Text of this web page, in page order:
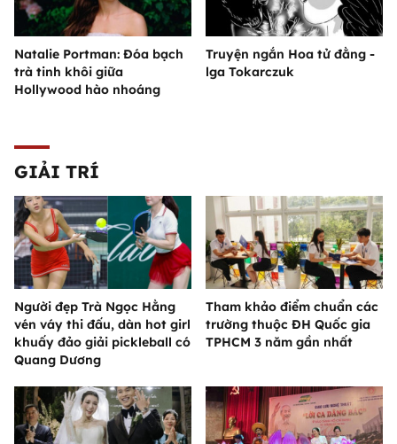
Natalie Portman: Đóa bạch
trà tinh khôi giữa
Hollywood hào nhoáng
Truyện ngắn Hoa tử đằng -
lga Tokarczuk
GIẢI TRÍ
Người đẹp Trà Ngọc Hằng
vén váy thi đấu, dàn hot girl
khuấy đảo giải pickleball có
Quang Dương
Tham khảo điểm chuẩn các
trường thuộc ĐH Quốc gia
TPHCM 3 năm gần nhất